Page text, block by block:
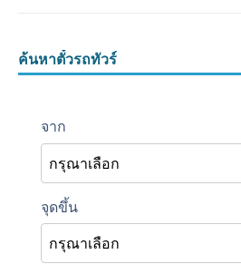
ค้นหาตั๋วรถทัวร์